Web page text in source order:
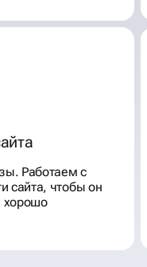
Работаем с
сайта, чтобы он
хорошо